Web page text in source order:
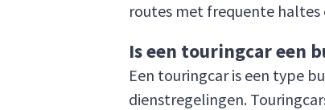
routes met frequente
Is een touringcar een
Een touringcar is een type
dienstregelingen.